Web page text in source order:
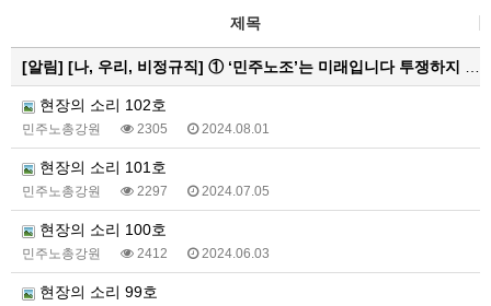
제목
[알림] [나, 우리, 비정규직] ① ‘민주노조’는 미래입니다 투쟁하지 않으면 쟁취하지 못합니다
현장의 소리 102호
민주노총강원 2305 2024.08.01
현장의 소리 101호
민주노총강원 2297 2024.07.05
현장의 소리 100호
민주노총강원 2412 2024.06.03
현장의 소리 99호